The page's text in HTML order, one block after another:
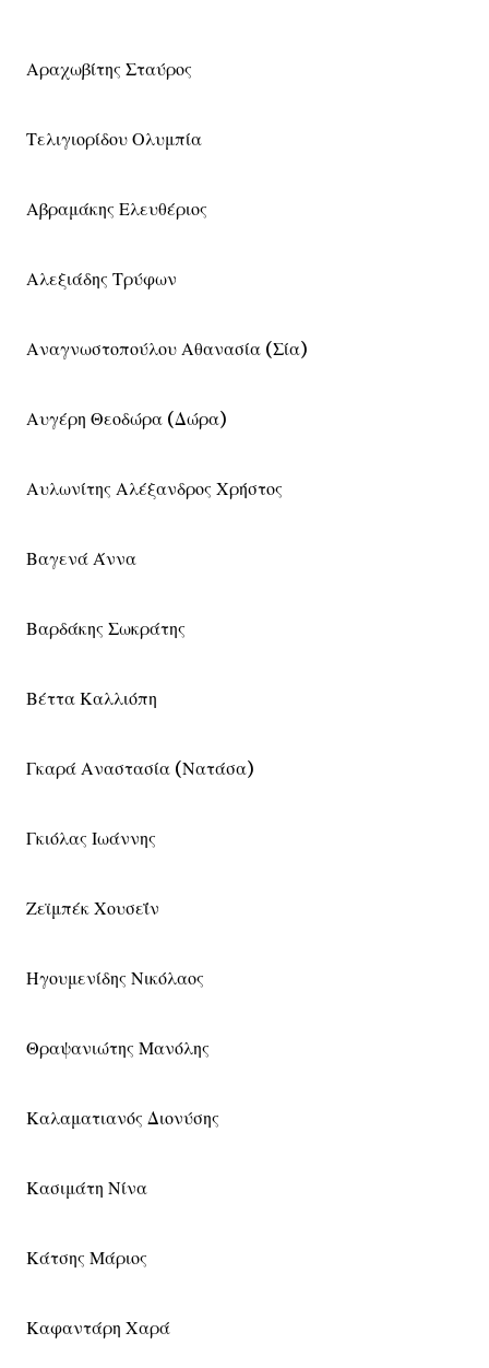
Αραχωβίτης Σταύρος
Τελιγιορίδου Ολυμπία
Αβραμάκης Ελευθέριος
Αλεξιάδης Τρύφων
Αναγνωστοπούλου Αθανασία (Σία)
Αυγέρη Θεοδώρα (Δώρα)
Αυλωνίτης Αλέξανδρος Χρήστος
Βαγενά Άννα
Βαρδάκης Σωκράτης
Βέττα Καλλιόπη
Γκαρά Αναστασία (Νατάσα)
Γκιόλας Ιωάννης
Ζεϊμπέκ Χουσεΐν
Ηγουμενίδης Νικόλαος
Θραψανιώτης Μανόλης
Καλαματιανός Διονύσης
Κασιμάτη Νίνα
Κάτσης Μάριος
Καφαντάρη Χαρά